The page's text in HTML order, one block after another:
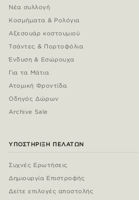
Νέα συλλογή
Κοσμήματα & Ρολόγια
Αξεσουάρ κοστουμιού
Τσάντες & Πορτοφόλια
Ένδυση & Εσώρουχα
Για τα Μάτια
Ατομική Φροντίδα
Οδηγός Δώρων
Archive Sale
ΥΠΟΣΤΉΡΙΞΗ ΠΕΛΑΤΏΝ
Συχνές Ερωτήσεις
Δημιουργία Επιστροφής
Δείτε επιλογές αποστολής